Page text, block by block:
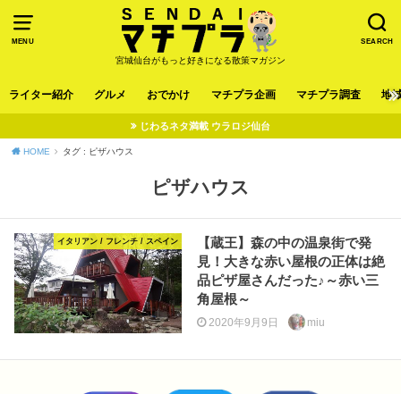
MENU SEARCH
宮城仙台がもっと好きになる散策マガジン
ライター紹介 グルメ おでかけ マチプラ企画 マチプラ調査 地
じわるネタ満載 ウラロジ仙台
HOME タグ : ピザハウス
ピザハウス
イタリアン / フレンチ / スペイン
【蔵王】森の中の温泉街で発
見！大きな赤い屋根の正体は絶
品ピザ屋さんだった♪～赤い三
角屋根～
2020年9月9日 miu